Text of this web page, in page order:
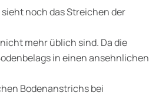
noch das Streichen der
mehr üblich sind. Da die
in einen ansehnlichen
Bodenanstrichs bei